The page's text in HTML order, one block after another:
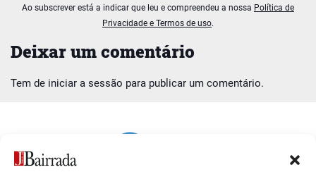
Deixar um comentário
Tem de iniciar a sessão para publicar um comentário.
Ao subscrever está a indicar que leu e compreendeu a nossa Política de
Privacidade e Termos de uso.